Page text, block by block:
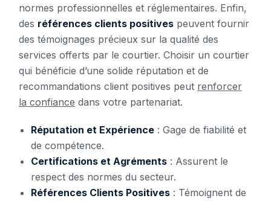
normes professionnelles et réglementaires. Enfin,
des références clients positives peuvent fournir
des témoignages précieux sur la qualité des
services offerts par le courtier. Choisir un courtier
qui bénéficie d’une solide réputation et de
recommandations client positives peut renforcer
la confiance dans votre partenariat.
Réputation et Expérience : Gage de fiabilité et
de compétence.
Certifications et Agréments : Assurent le
respect des normes du secteur.
Références Clients Positives : Témoignent de